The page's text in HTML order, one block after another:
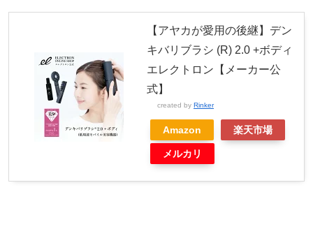
【アヤカが愛用の後継】デン
キバリブラシ (R) 2.0 +ボディ
エレクトロン【メーカー公
式】
created by Rinker
Amazon 楽天市場
メルカリ